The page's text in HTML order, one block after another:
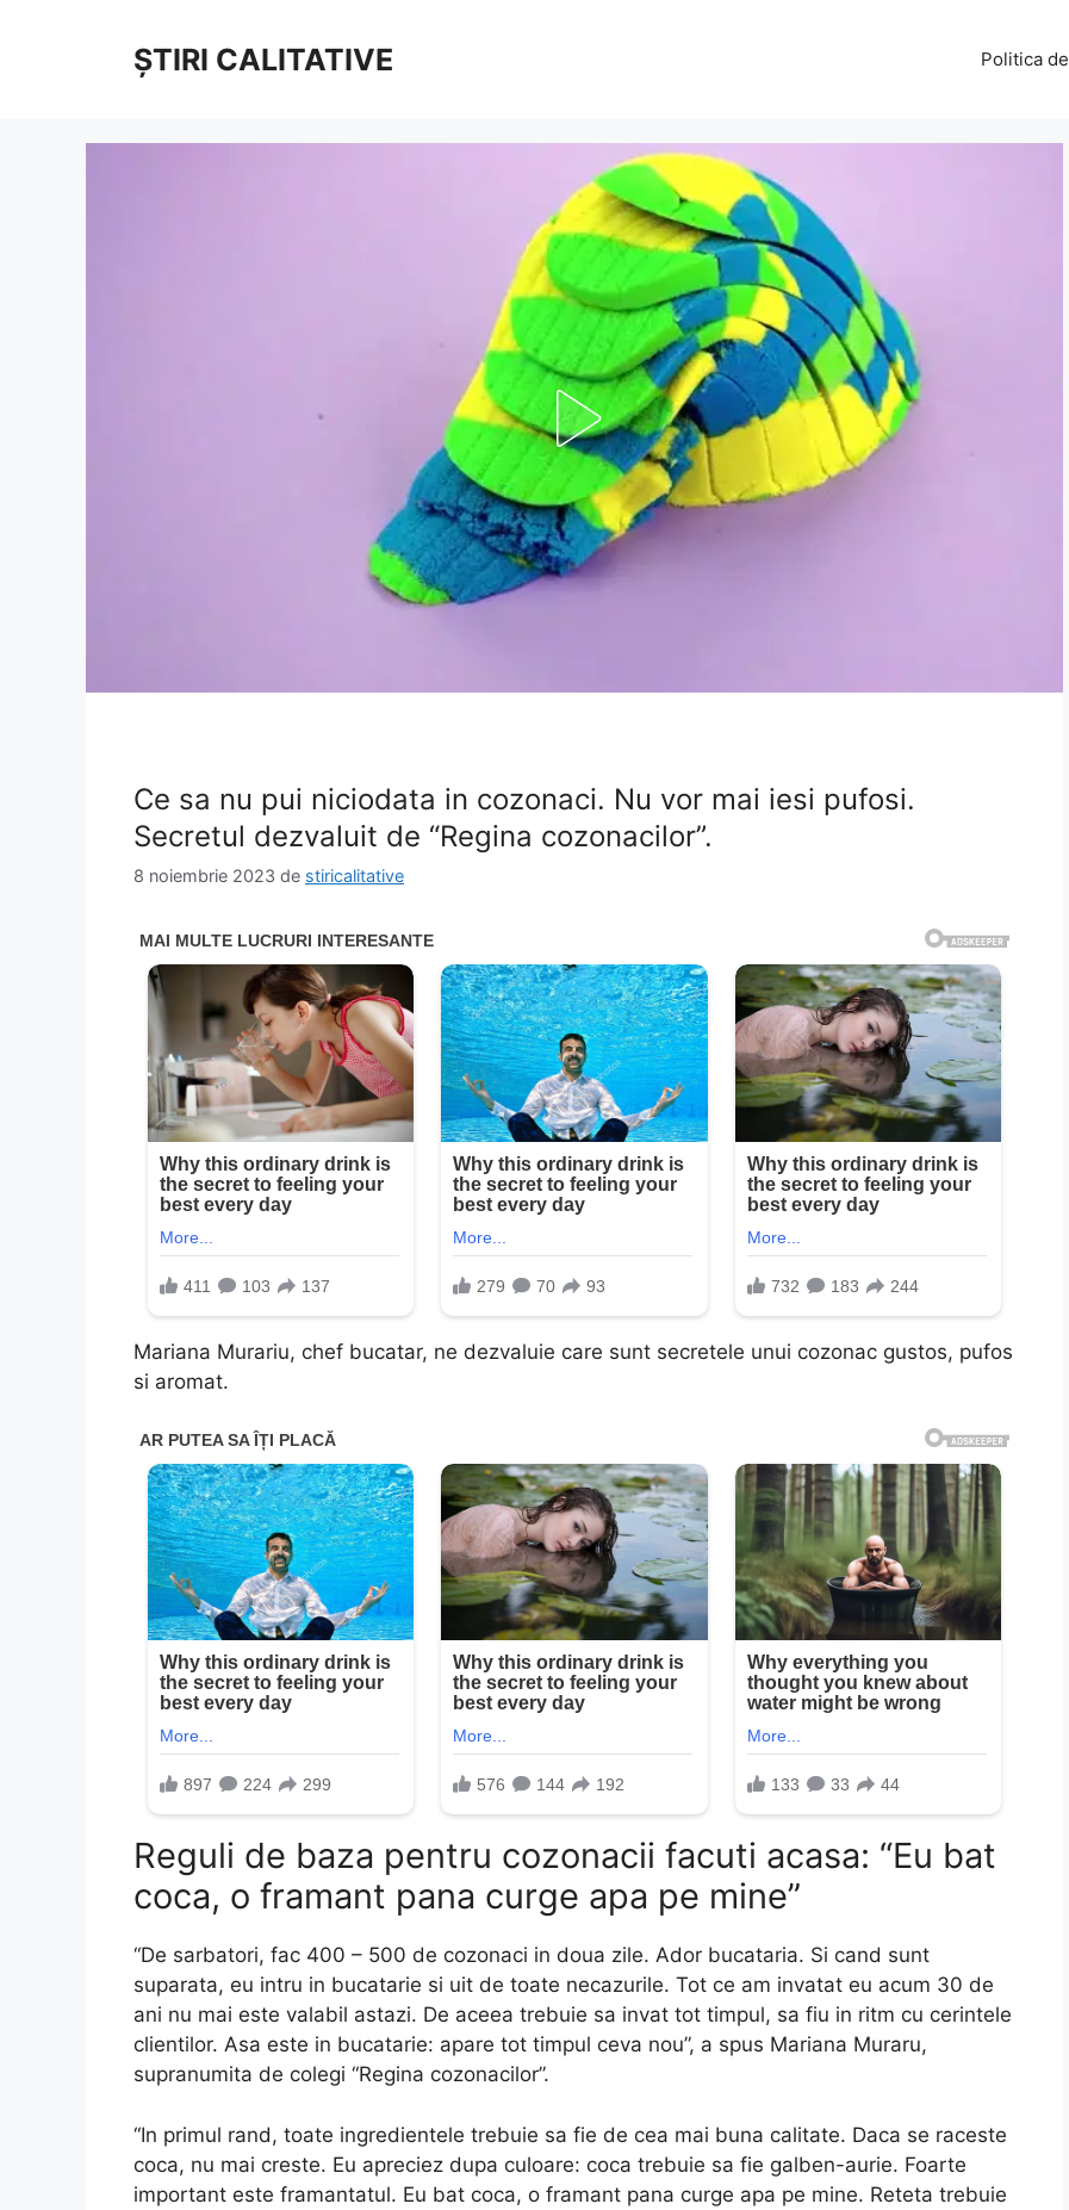
ȘTIRI CALITATIVE Politica
Ce sa nu pui niciodata in cozonaci. Nu vor mai iesi pufosi.
Secretul dezvaluit de “Regina cozonacilor”.
8 noiembrie 2023 de stiricalitative
Mariana Murariu, chef bucatar, ne dezvaluie care sunt secretele unui cozonac gustos, pufos
si aromat.
Reguli de baza pentru cozonacii facuti acasa: “Eu bat
coca, o framant pana curge apa pe mine”
“De sarbatori, fac 400 – 500 de cozonaci in doua zile. Ador bucataria. Si cand sunt
suparata, eu intru in bucatarie si uit de toate necazurile. Tot ce am invatat eu acum 30 de
ani nu mai este valabil astazi. De aceea trebuie sa invat tot timpul, sa fiu in ritm cu cerintele
clientilor. Asa este in bucatarie: apare tot timpul ceva nou”, a spus Mariana Muraru,
supranumita de colegi “Regina cozonacilor”.
“In primul rand, toate ingredientele trebuie sa fie de cea mai buna calitate. Daca se raceste
coca, nu mai creste. Eu apreciez dupa culoare: coca trebuie sa fie galben-aurie. Foarte
important este framantatul. Eu bat coca, o framant pana curge apa pe mine. Reteta trebuie